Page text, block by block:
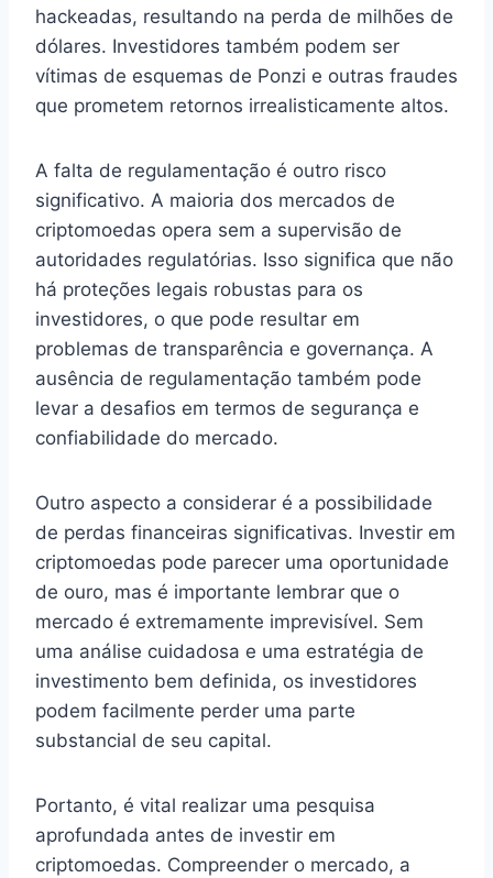
hackeadas, resultando na perda de milhões de
dólares. Investidores também podem ser
vítimas de esquemas de Ponzi e outras fraudes
que prometem retornos irrealisticamente altos.
A falta de regulamentação é outro risco
significativo. A maioria dos mercados de
criptomoedas opera sem a supervisão de
autoridades regulatórias. Isso significa que não
há proteções legais robustas para os
investidores, o que pode resultar em
problemas de transparência e governança. A
ausência de regulamentação também pode
levar a desafios em termos de segurança e
confiabilidade do mercado.
Outro aspecto a considerar é a possibilidade
de perdas financeiras significativas. Investir em
criptomoedas pode parecer uma oportunidade
de ouro, mas é importante lembrar que o
mercado é extremamente imprevisível. Sem
uma análise cuidadosa e uma estratégia de
investimento bem definida, os investidores
podem facilmente perder uma parte
substancial de seu capital.
Portanto, é vital realizar uma pesquisa
aprofundada antes de investir em
criptomoedas. Compreender o mercado, a